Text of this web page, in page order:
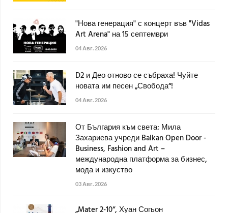
"Нова генерация" с концерт във "Vidas
Art Arena" на 15 септември
04 Авг. 2026
D2 и Део отново се събраха! Чуйте
новата им песен „Свобода“!
04 Авг. 2026
От България към света: Мила
Захариева учреди Balkan Open Door -
Business, Fashion and Art –
международна платформа за бизнес,
мода и изкуство
03 Авг. 2026
„Mater 2-10“, Хуан Согьон